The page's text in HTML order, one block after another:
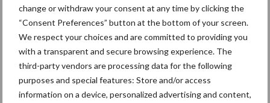
change or withdraw your consent at any time by clicking the
“Consent Preferences” button at the bottom of your screen.
We respect your choices and are committed to providing you
with a transparent and secure browsing experience. The
third-party vendors are processing data for the following
purposes and special features: Store and/or access
information on a device, personalized advertising and content,
Hervorming flexibele
arbeidscontracten kent
mitsen en maren